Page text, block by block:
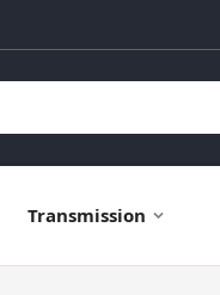
Transmission